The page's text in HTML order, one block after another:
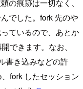
の痕跡は一切なく、
でした。fork 先のや
ているので、あとか
できます。なお、
書き込みなどの許
fork したセッション